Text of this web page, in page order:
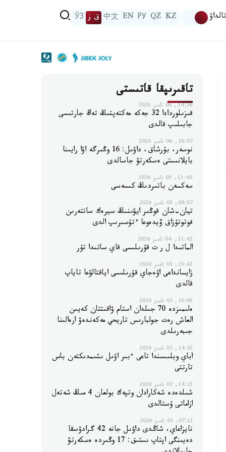
تالداۋ KZ
QZ
РУ
EN
中文 ق ز ЎЗ
تاقىرىپقا قاتىستى
14:56, 06 تامىز 2026
قىزىلوردادا 32 جەكە مەكتەپتىڭ تەڭ جارتىسى
جابىلىپ قالدى
10:07, 06 تامىز 2026
نوسەر، بۇرشاق، داۋىل: 16 وڭىرگە اۋا رايىنا
بايلانىستى ەسكەرتۋ جاسالدى
11:40, 05 تامىز 2026
سەكسەن باتىردىڭ كىسەسى
09:07, 05 تامىز 2026
تيان-شان قوڭىر ايۋىنىڭ سيرەك ساتتەرىن
فوتوتۇزاق ۆيدەوعا ءتۇسىرىپ الدى
11:42, 04 تامىز 2026
الماتىدا ل ر ت قۇرىلىسى قاي ساتىدا تۇر
15:42, 03 تامىز 2026
زايسانداعى اۋەجاي قۇرىلىسى اياقتالۋعا تاياپ
قالدى
15:06, 03 تامىز 2026
ەلىمىزدە 70 جىلدان استام ۋاقىتتان كەيىن
العاش رەت جولبارىس تاريحي مەكەندەۋ ارەالىنا
جىبەرىلدى
14:52, 03 تامىز 2026
اباي وبلىسىندا تاعى ءبىر اۋىل ىشىمدىكتەن باس
تارتتى
14:23, 03 تامىز 2026
شىلدەدە شەكارادان وتپەك بولعان 4 مىڭ شەتەل
ازاماتى ۇستالدى
07:12, 03 تامىز 2026
نايزاعاي، شاڭدى داۋىل جانە 42 گرادۋسقا
دەيىنگى اپتاپ ىستىق: 17 وڭىردە ەسكەرتۋ